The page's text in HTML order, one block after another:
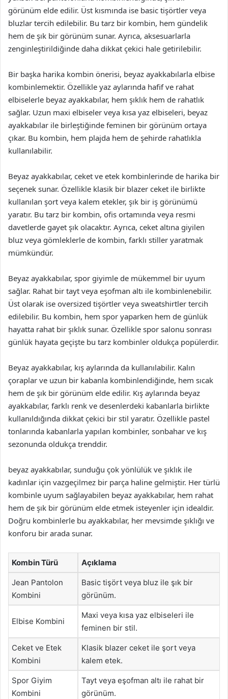
görünüm elde edilir. Üst kısmında ise basic tişörtler veya
bluzlar tercih edilebilir. Bu tarz bir kombin, hem gündelik
hem de şık bir görünüm sunar. Ayrıca, aksesuarlarla
zenginleştirildiğinde daha dikkat çekici hale getirilebilir.
Bir başka harika kombin önerisi, beyaz ayakkabılarla elbise
kombinlemektir. Özellikle yaz aylarında hafif ve rahat
elbiselerle beyaz ayakkabılar, hem şıklık hem de rahatlık
sağlar. Uzun maxi elbiseler veya kısa yaz elbiseleri, beyaz
ayakkabılar ile birleştiğinde feminen bir görünüm ortaya
çıkar. Bu kombin, hem plajda hem de şehirde rahatlıkla
kullanılabilir.
Beyaz ayakkabılar, ceket ve etek kombinlerinde de harika bir
seçenek sunar. Özellikle klasik bir blazer ceket ile birlikte
kullanılan şort veya kalem etekler, şık bir iş görünümü
yaratır. Bu tarz bir kombin, ofis ortamında veya resmi
davetlerde gayet şık olacaktır. Ayrıca, ceket altına giyilen
bluz veya gömleklerle de kombin, farklı stiller yaratmak
mümkündür.
Beyaz ayakkabılar, spor giyimle de mükemmel bir uyum
sağlar. Rahat bir tayt veya eşofman altı ile kombinlenebilir.
Üst olarak ise oversized tişörtler veya sweatshirtler tercih
edilebilir. Bu kombin, hem spor yaparken hem de günlük
hayatta rahat bir şıklık sunar. Özellikle spor salonu sonrası
günlük hayata geçişte bu tarz kombinler oldukça popülerdir.
Beyaz ayakkabılar, kış aylarında da kullanılabilir. Kalın
çoraplar ve uzun bir kabanla kombinlendiğinde, hem sıcak
hem de şık bir görünüm elde edilir. Kış aylarında beyaz
ayakkabılar, farklı renk ve desenlerdeki kabanlarla birlikte
kullanıldığında dikkat çekici bir stil yaratır. Özellikle pastel
tonlarında kabanlarla yapılan kombinler, sonbahar ve kış
sezonunda oldukça trenddir.
beyaz ayakkabılar, sunduğu çok yönlülük ve şıklık ile
kadınlar için vazgeçilmez bir parça haline gelmiştir. Her türlü
kombinle uyum sağlayabilen beyaz ayakkabılar, hem rahat
hem de şık bir görünüm elde etmek isteyenler için idealdir.
Doğru kombinlerle bu ayakkabılar, her mevsimde şıklığı ve
konforu bir arada sunar.
Kombin Türü Açıklama
Jean Pantolon
Kombini
Basic tişört veya bluz ile şık bir
görünüm.
Elbise Kombini
Maxi veya kısa yaz elbiseleri ile
feminen bir stil.
Ceket ve Etek
Kombini
Klasik blazer ceket ile şort veya
kalem etek.
Spor Giyim
Kombini
Tayt veya eşofman altı ile rahat bir
görünüm.